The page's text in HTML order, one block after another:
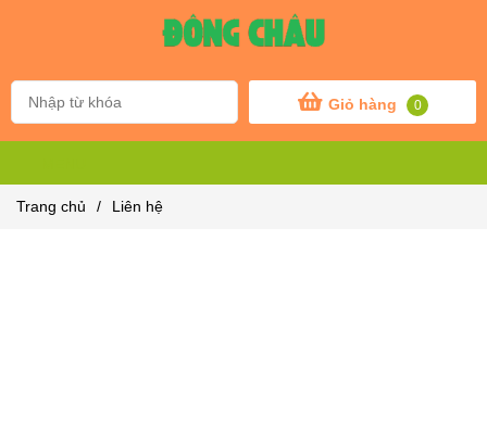
Giỏ hàng 0
Trang chủ / Liên hệ